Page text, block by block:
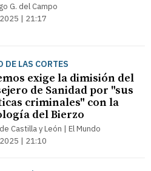
G. del Campo
| 21:17
DE LAS CORTES
exige la dimisión del
de Sanidad por "sus
criminales" con la
del Bierzo
Castilla y León | El Mundo
| 21:10